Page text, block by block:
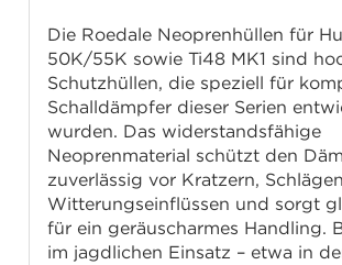
Die Roedale Neoprenhüllen für
50K/55K sowie Ti48 MK1 sind
Schutzhüllen, die speziell für
Schalldämpfer dieser Serien
wurden. Das widerstandsfähige
Neoprenmaterial schützt den
zuverlässig vor Kratzern,
Witterungseinflüssen und sorgt
für ein geräuscharmes Handling.
im jagdlichen Einsatz – etwa in